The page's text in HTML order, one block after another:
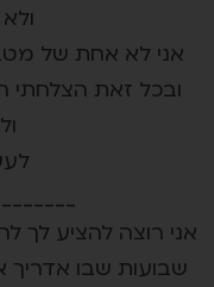
אני לא אחת של
ובכל זאת הצלחתי
אני רוצה להציע לך
שבועות שבו אדריך